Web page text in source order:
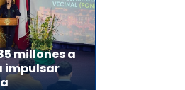
millones a
impulsar